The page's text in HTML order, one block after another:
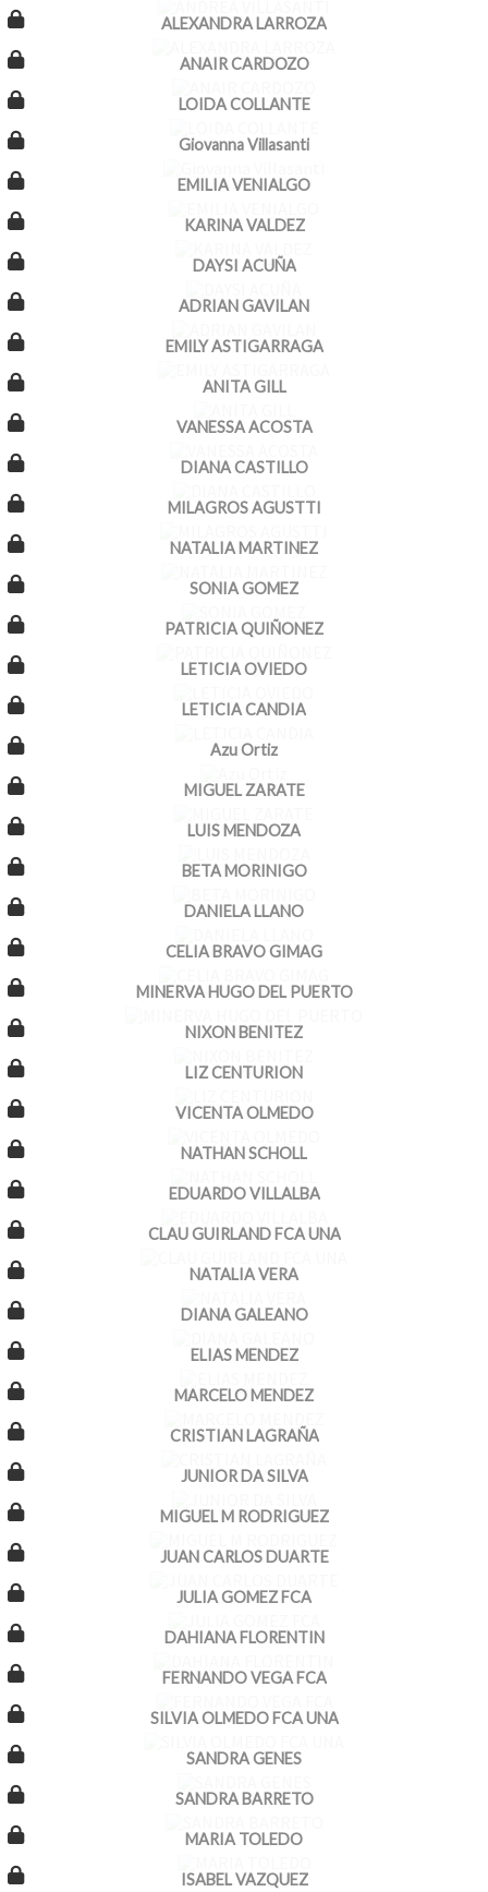
ALEXANDRA LARROZA
ANAIR CARDOZO
LOIDA COLLANTE
Giovanna Villasanti
EMILIA VENIALGO
KARINA VALDEZ
DAYSI ACUÑA
ADRIAN GAVILAN
EMILY ASTIGARRAGA
ANITA GILL
VANESSA ACOSTA
DIANA CASTILLO
MILAGROS AGUSTTI
NATALIA MARTINEZ
SONIA GOMEZ
PATRICIA QUIÑONEZ
LETICIA OVIEDO
LETICIA CANDIA
Azu Ortiz
MIGUEL ZARATE
LUIS MENDOZA
BETA MORINIGO
DANIELA LLANO
CELIA BRAVO GIMAG
MINERVA HUGO DEL PUERTO
NIXON BENITEZ
LIZ CENTURION
VICENTA OLMEDO
NATHAN SCHOLL
EDUARDO VILLALBA
CLAU GUIRLAND FCA UNA
NATALIA VERA
DIANA GALEANO
ELIAS MENDEZ
MARCELO MENDEZ
CRISTIAN LAGRAÑA
JUNIOR DA SILVA
MIGUEL M RODRIGUEZ
JUAN CARLOS DUARTE
JULIA GOMEZ FCA
DAHIANA FLORENTIN
FERNANDO VEGA FCA
SILVIA OLMEDO FCA UNA
SANDRA GENES
SANDRA BARRETO
MARIA TOLEDO
ISABEL VAZQUEZ